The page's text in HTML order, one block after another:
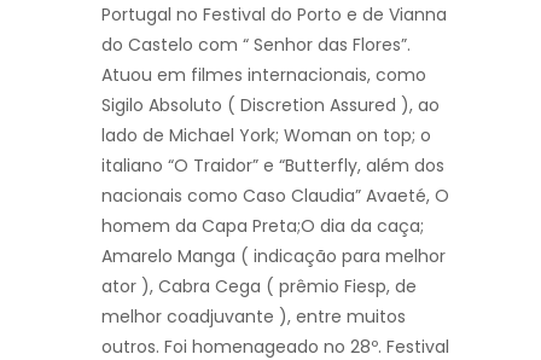
Portugal no Festival do Porto e de Vianna
do Castelo com “ Senhor das Flores”.
Atuou em filmes internacionais, como
Sigilo Absoluto ( Discretion Assured ), ao
lado de Michael York; Woman on top; o
italiano “O Traidor” e “Butterfly, além dos
nacionais como Caso Claudia” Avaeté, O
homem da Capa Preta;O dia da caça;
Amarelo Manga ( indicação para melhor
ator ), Cabra Cega ( prêmio Fiesp, de
melhor coadjuvante ), entre muitos
outros. Foi homenageado no 28º. Festival